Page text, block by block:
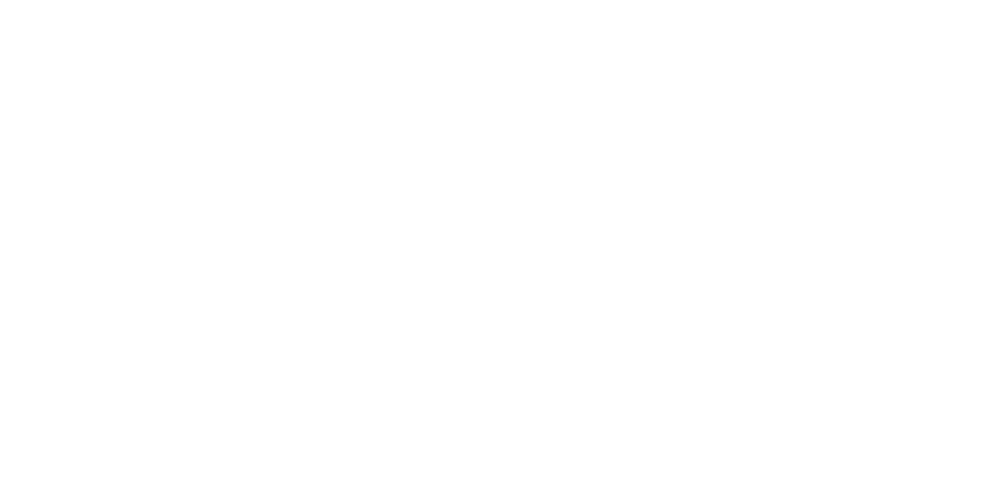
исследование соскоба с шейки матки (тест по
определяется индивидуально. Обычно контрольные
Женщина должна быть проинформирована, что препарат ПланиЖенс®
иммунодефицита - СПИД) и других заболеваний,
эффективности препарата ПланиЖенс® гесто 30 может
с другими лекарственными средствами»). Влияние на
нерегулярные (ациклические) кровотечения («мажущие»
особенно в течение первых месяцев применения. Поэтому оценку
или развиваются после предшествующих регулярных циклов, следует
новообразований или беременности. У некоторых женщин
«отмены». Если прием КОК проводился в соответствии с
препарата необходимо исключить беременность. Влияние на
результаты некоторых лабораторных тестов, включая показатели
получающих курс терапии вирусного гепатита С (комбинацию
ритонавир, дасабувир в сочетании с рибавирином или без)
чем в 5 раз выше верхней границы нормы было зарегистрировано чаще